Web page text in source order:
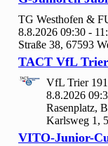
TG Westhofen &
8.8.2026 09:30 -
Straße 38, 67593
TACT VfL
VfL Trier
8.8.2026
Rasenplatz,
Karlsweg 1,
VITO-Junior-